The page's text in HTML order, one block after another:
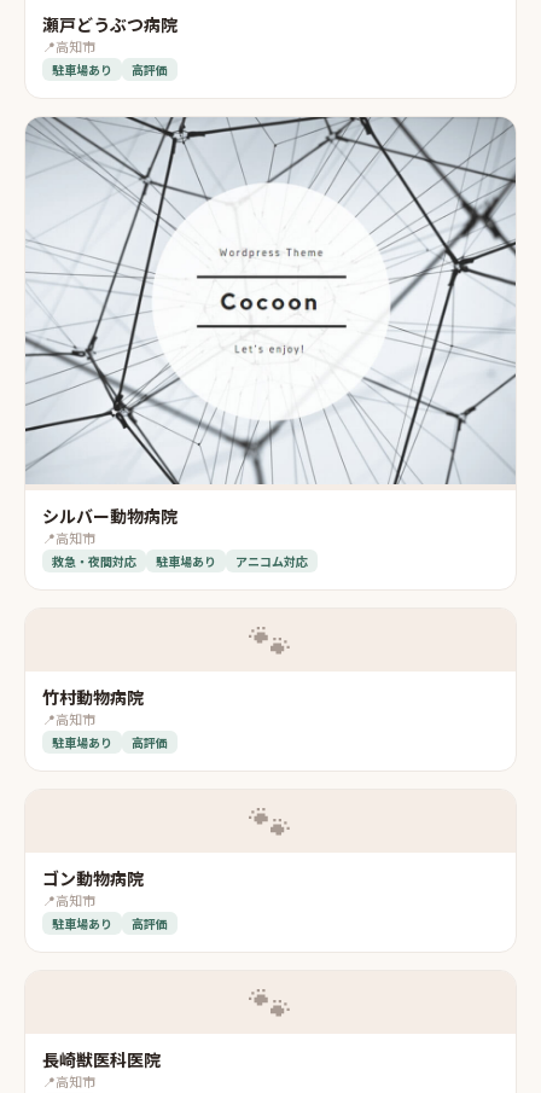
瀬戸どうぶつ病院
📍高知市
駐車場あり 高評価
シルバー動物病院
📍高知市
救急・夜間対応 駐車場あり アニコム対応
🐾
竹村動物病院
📍高知市
駐車場あり 高評価
🐾
ゴン動物病院
📍高知市
駐車場あり 高評価
🐾
長崎獣医科医院
📍高知市